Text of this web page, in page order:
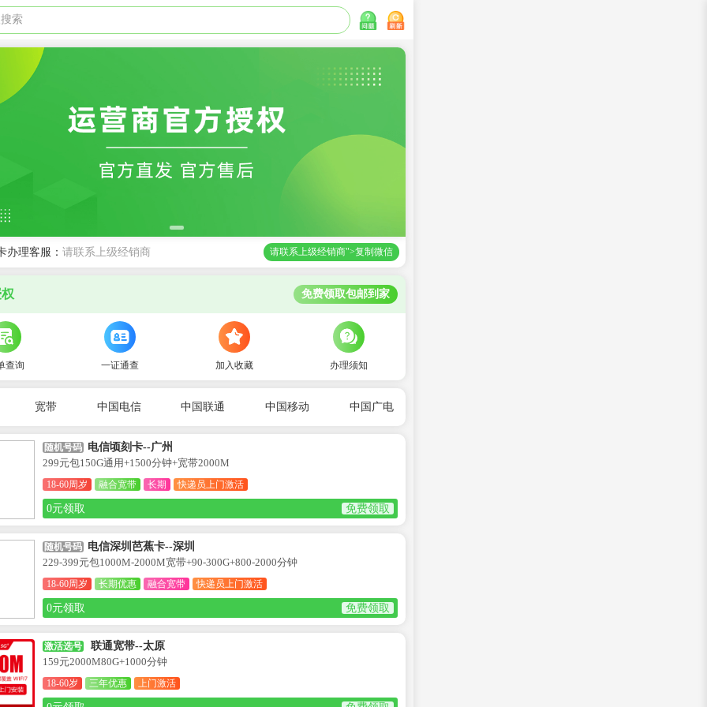
索
办理客服： 请联系上级经销商 请联系上级经销商">复制微信
免费领取包邮到家
查询 一证通查 加入收藏 办理须知
宽带 中国电信 中国联通 中国移动 中国广电
随机号码 电信顷刻卡--广州
299元包150G通用+1500分钟+宽带2000M
18-60周岁 融合宽带 长期 快递员上门激活
0元领取 免费领取
随机号码 电信深圳芭蕉卡--深圳
229-399元包1000M-2000M宽带+90-300G+800-2000分钟
18-60周岁 长期优惠 融合宽带 快递员上门激活
0元领取 免费领取
激活选号
联通宽带--太原
159元2000M80G+1000分钟
18-60岁 三年优惠 上门激活